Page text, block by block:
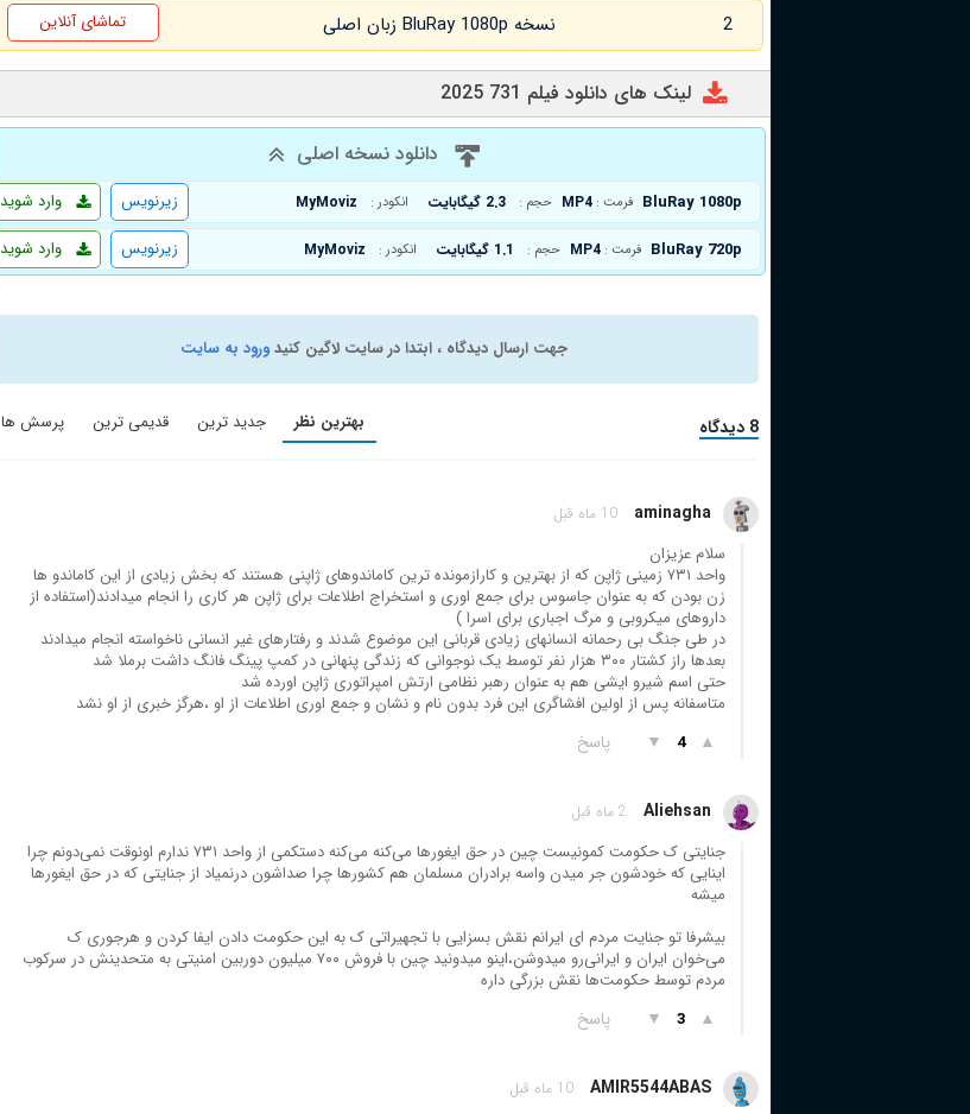
2 نسخه BluRay 1080p زبان اصلی تماشای آنلاین
لینک های دانلود فیلم 731 2025
دانلود نسخه اصلی
BluRay 1080p فرمت : MP4 حجم : 2.3 گیگابایت انکودر : MyMoviz وارد شوید
زیرنویس
BluRay 720p فرمت : MP4 حجم : 1.1 گیگابایت انکودر : MyMoviz وارد شوید زیرنویس
جهت ارسال دیدگاه ، ابتدا در سایت لاگین کنیدورود به سایت
8 دیدگاه بهترین نظر جدید ترین قدیمی ترین پرسش ها
aminagha 10 ماه قبل
سلام عزیزان
واحد ۷۳۱ زمینی ژاپن که از بهترین و کارازمونده ترین کاماندوهای ژاپنی هستند که بخش زیادی از این کاماندو ها
زن بودن که به عنوان جاسوس برای جمع اوری و استخراج اطلاعات برای ژاپن هر کاری را انجام میدادند(استفاده از
داروهای میکروبی و مرگ اجباری برای اسرا )
در طی جنگ بی رحمانه انسانهای زیادی قربانی این موضوع شدند و رفتارهای غیر انسانی ناخواسته انجام میدادند
بعدها راز کشتار ۳۰۰ هزار نفر توسط یک نوجوانی که زندگی پنهانی در کمپ پینگ فانگ داشت برملا شد
حتی اسم شیرو ایشی هم به عنوان رهبر نظامی ارتش امپراتوری ژاپن اورده شد
متاسفانه پس از اولین افشاگری این فرد بدون نام و نشان و جمع اوری اطلاعات از او ،هرگز خبری از او نشد
▲
4
▼ پاسخ
Aliehsan 2 ماه قبل
جنایتی ک حکومت کمونیست چین در حق ایغورها می‌کنه می‌کنه دستکمی از واحد ۷۳۱ ندارم اونوقت نمی‌دونم چرا
اینایی که خودشون جر میدن واسه برادران مسلمان هم کشورها چرا صداشون درنمیاد از جنایتی که در حق ایغورها
میشه
بیشرفا تو جنایت مردم ای ایرانم نقش بسزایی با تجهیراتی ک به این حکومت دادن ایفا کردن و هرجوری ک
می‌خوان ایران و ایرانی‌رو میدوشن،اینو میدونید چین با فروش ۷۰۰ میلیون دوربین امنیتی به متحدینش در سرکوب
مردم توسط حکومت‌ها نقش بزرگی داره
▲
3
▼ پاسخ
AMIR5544ABAS 10 ماه قبل